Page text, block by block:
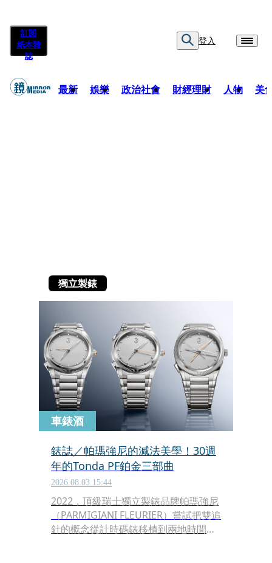
訂閱
紙本雜
誌
登入
最新 娛樂 政治社會 財經理財 人物 美
獨立製錶
車錶酒
錶誌／帕瑪強尼的減法美學！30週
年的Tonda PF鉑金三部曲
2026.08.03 15:44
2022，頂級瑞士獨立製錶品牌帕瑪強尼
（PARMIGIANI FLEURIER）嘗試把雙追
針的概念從計時碼錶移植到兩地時間；